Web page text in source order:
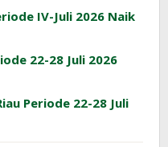
IV-Juli 2026 Naik
22-28 Juli 2026
Periode 22-28 Juli